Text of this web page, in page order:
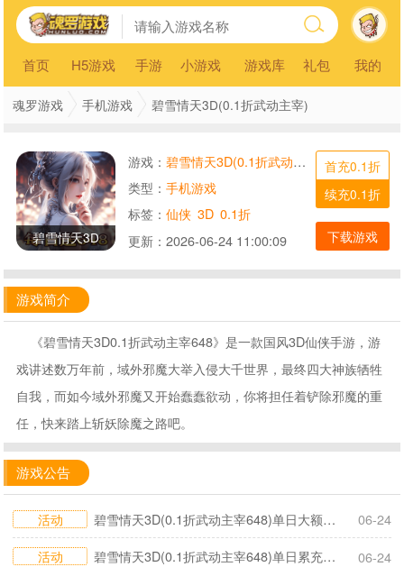
首页 H5游戏 手游 小游戏 游戏库 礼包 我的
魂罗游戏 手机游戏 碧雪情天3D(0.1折武动主宰)
碧雪情天3D
游戏： 碧雪情天3D(0.1折武动主宰)
类型： 手机游戏
标签： 仙侠 3D 0.1折
更新： 2026-06-24 11:00:09
首充0.1折
续充0.1折
下载游戏
游戏简介
《碧雪情天3D0.1折武动主宰648》是一款国风3D仙侠手游，游
戏讲述数万年前，域外邪魔大举入侵大千世界，最终四大神族牺牲
自我，而如今域外邪魔又开始蠢蠢欲动，你将担任着铲除邪魔的重
任，快来踏上斩妖除魔之路吧。
游戏公告
活动 碧雪情天3D(0.1折武动主宰648)单日大额活动
06-24
活动
碧雪情天3D(0.1折武动主宰648)单日累充活动
06-24